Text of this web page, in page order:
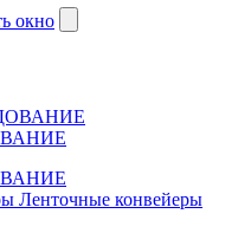
окно
Ленточные конвейеры